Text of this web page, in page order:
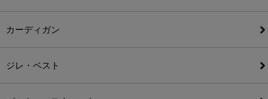
カーディガン
ジレ・ベスト